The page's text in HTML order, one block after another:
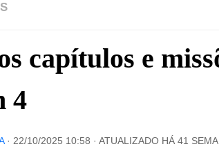
capítulos e
4
· 22/10/2025 10:58 · ATUALIZADO HÁ 41